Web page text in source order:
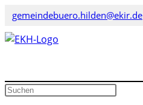
Zum
springen
gemeindebuero.hilden@ekir.de
Diese
Press